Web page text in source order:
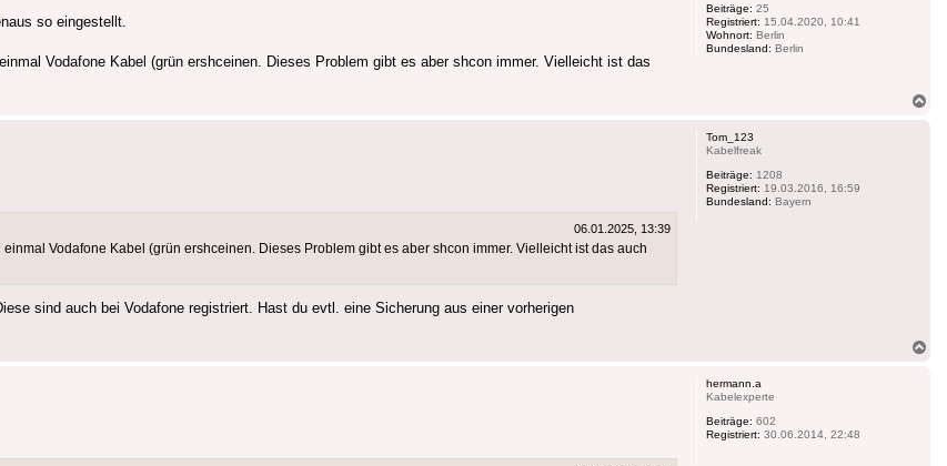
Beiträge: 25
Registriert: 15.04.2020, 10:41
Wohnort: Berlin
Bundesland: Berlin
so eingestellt.
Vodafone Kabel (grün ershceinen. Dieses Problem gibt es aber shcon immer. Vielleicht ist das
Tom_123
Kabelfreak
Beiträge: 1208
Registriert: 19.03.2016, 16:59
Bundesland: Bayern
06.01.2025, 13:39
Vodafone Kabel (grün ershceinen. Dieses Problem gibt es aber shcon immer. Vielleicht ist das auch
sind auch bei Vodafone registriert. Hast du evtl. eine Sicherung aus einer vorherigen
hermann.a
Kabelexperte
Beiträge: 602
Registriert: 30.06.2014, 22:48